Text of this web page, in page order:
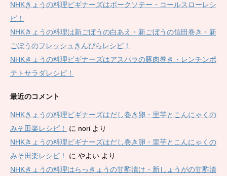
NHKきょうの料理ビギナーズはポークソテー・コールスローレシ
ピ！
NHKきょうの料理は新ごぼうの白あえ・新ごぼうの信田巻き・新
ごぼうのフレッシュきんぴらレシピ！
NHKきょうの料理ビギナーズはアスパラの豚肉巻き・レンチンポ
テトサラダレシピ！
最近のコメント
NHKきょうの料理ビギナーズはだし巻き卵・里芋とこんにゃくの
みそ田楽レシピ！
に nori より
NHKきょうの料理ビギナーズはだし巻き卵・里芋とこんにゃくの
みそ田楽レシピ！
に やよい より
NHKきょうの料理はらっきょうの甘酢漬け・新しょうがの甘酢漬